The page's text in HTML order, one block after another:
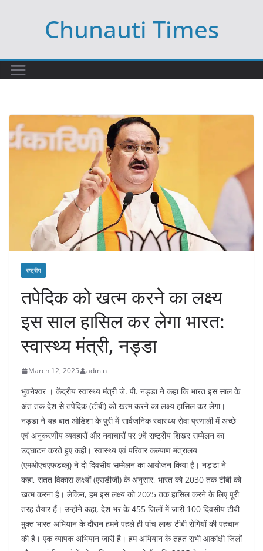
Chunauti Times
राष्ट्रीय
तपेदिक को खत्म करने का लक्ष्य
इस साल हासिल कर लेगा भारत:
स्वास्थ्य मंत्री, नड्डा
March 12, 2025 admin
भुवनेश्वर । केंद्रीय स्वास्थ्य मंत्री जे. पी. नड्डा ने कहा कि भारत इस साल के
अंत तक देश से तपेदिक (टीबी) को खत्म करने का लक्ष्य हासिल कर लेगा।
नड्डा ने यह बात ओडिशा के पुरी में सार्वजनिक स्वास्थ्य सेवा प्रणाली में अच्छे
एवं अनुकरणीय व्यवहारों और नवाचारों पर 9वें राष्ट्रीय शिखर सम्मेलन का
उद्घाटन करते हुए कही। स्वास्थ्य एवं परिवार कल्याण मंत्रालय
(एमओएचएफडब्लू) ने दो दिवसीय सम्मेलन का आयोजन किया है। नड्डा ने
कहा, सतत विकास लक्ष्यों (एसडीजी) के अनुसार, भारत को 2030 तक टीबी को
खत्म करना है। लेकिन, हम इस लक्ष्य को 2025 तक हासिल करने के लिए पूरी
तरह तैयार हैं। उन्होंने कहा, देश भर के 455 जिलों में जारी 100 दिवसीय टीबी
मुक्त भारत अभियान के दौरान हमने पहले ही पांच लाख टीबी रोगियों की पहचान
की है। एक व्यापक अभियान जारी है। हम अभियान के तहत सभी आकांक्षी जिलों